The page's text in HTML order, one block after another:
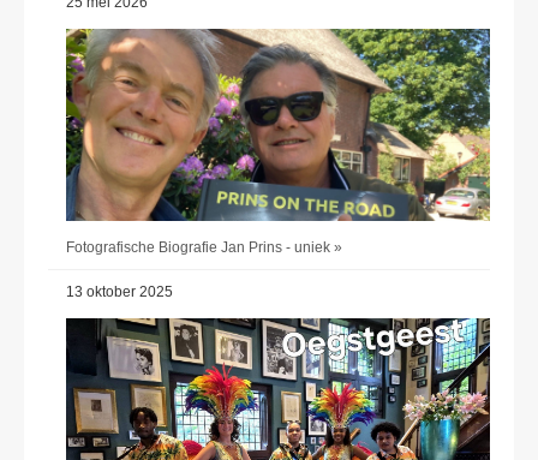
Fotografische Biografie Jan Prins - uniek »
13 oktober 2025